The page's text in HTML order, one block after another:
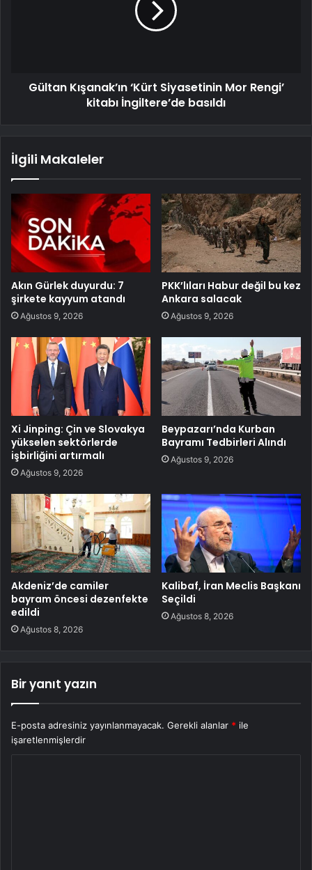
Gültan Kışanak’ın ‘Kürt Siyasetinin Mor Rengi’
kitabı İngiltere’de basıldı
İlgili Makaleler
Akın Gürlek duyurdu: 7
şirkete kayyum atandı
Ağustos 9, 2026
PKK’lıları Habur değil bu kez
Ankara salacak
Ağustos 9, 2026
Xi Jinping: Çin ve Slovakya
yükselen sektörlerde
işbirliğini artırmalı
Ağustos 9, 2026
Beypazarı’nda Kurban
Bayramı Tedbirleri Alındı
Ağustos 9, 2026
Akdeniz’de camiler
bayram öncesi dezenfekte
edildi
Ağustos 8, 2026
Kalibaf, İran Meclis Başkanı
Seçildi
Ağustos 8, 2026
Bir yanıt yazın
E-posta adresiniz yayınlanmayacak. Gerekli alanlar * ile
işaretlenmişlerdir